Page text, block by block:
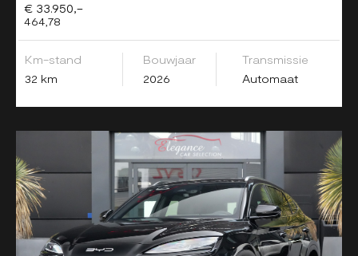
€ 33.950,-
464,78
Km-stand
32 km
Bouwjaar
2026
Transmissie
Automaat